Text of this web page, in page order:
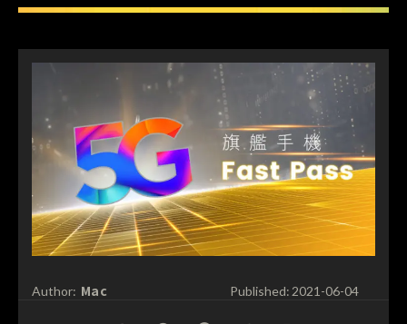
Author: Mac Published: 2021-06-04